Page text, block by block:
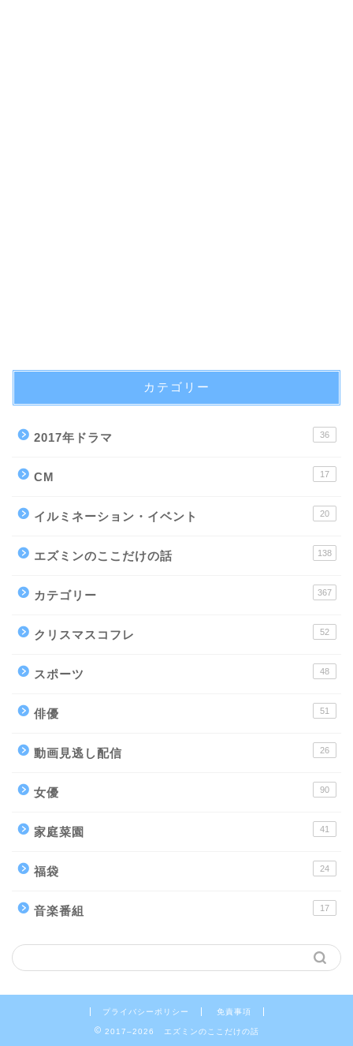
カテゴリー
2017年ドラマ 36
CM 17
イルミネーション・イベント 20
エズミンのここだけの話 138
カテゴリー 367
クリスマスコフレ 52
スポーツ 48
俳優 51
動画見逃し配信 26
女優 90
家庭菜園 41
福袋 24
音楽番組 17
プライバシーポリシー 免責事項
2017–2026 エズミンのここだけの話